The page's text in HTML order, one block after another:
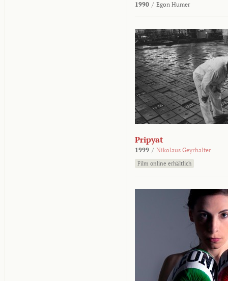
1990 / Egon Humer
Pripyat
1999 / Nikolaus Geyrhalter
Film online erhältlich